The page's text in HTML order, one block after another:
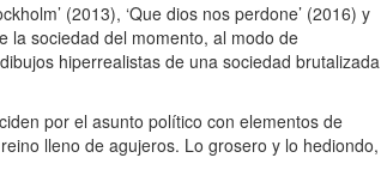
(2013), ‘Que dios nos perdone’ (2016) y
la sociedad del momento, al modo de
hiperrealistas de una sociedad brutalizada
por el asunto político con elementos de
lleno de agujeros. Lo grosero y lo hediondo,